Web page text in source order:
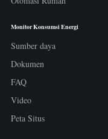
Monitor Konsumsi Energi
Sumber daya
Dokumen
FAQ
Video
Peta Situs